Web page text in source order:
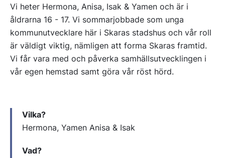
Vi heter Hermona, Anisa, Isak & Yamen och är i
åldrarna 16 - 17. Vi sommarjobbade som unga
kommunutvecklare här i Skaras stadshus och vår roll
är väldigt viktig, nämligen att forma Skaras framtid.
Vi får vara med och påverka samhällsutvecklingen i
vår egen hemstad samt göra vår röst hörd.
Vilka?
Hermona, Yamen Anisa & Isak
Vad?